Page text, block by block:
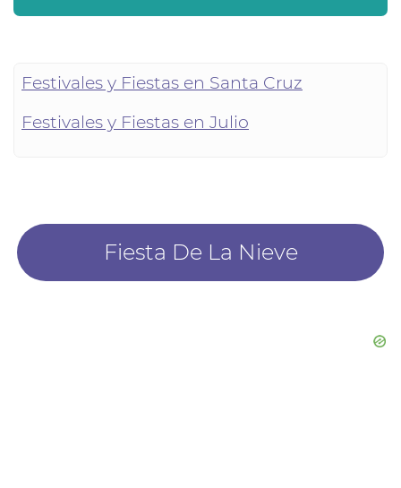
Festivales y Fiestas en Santa Cruz
Festivales y Fiestas en Julio
Fiesta De La Nieve